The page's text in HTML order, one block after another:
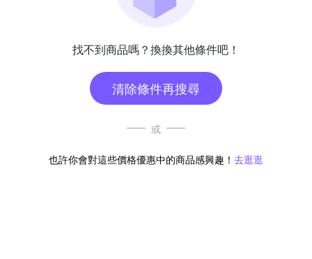
找不到商品嗎？換換其他條件吧！
清除條件再搜尋
或
也許你會對這些價格優惠中的商品感興趣！ 去逛逛